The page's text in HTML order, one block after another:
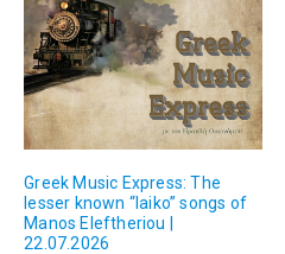
Greek Music Express: The
lesser known “laiko” songs of
Manos Eleftheriou |
22.07.2026